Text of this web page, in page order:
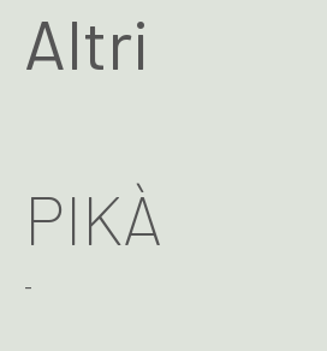
Altri
PIKÀ
-